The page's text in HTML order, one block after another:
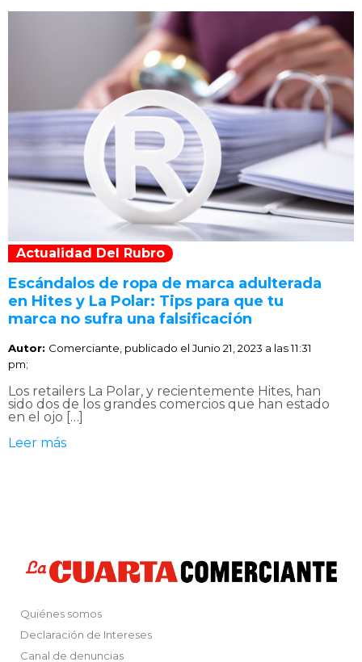
Actualidad Del Rubro
Escándalos de ropa de marca adulterada
en Hites y La Polar: Tips para que tu
marca no sufra una falsificación
Autor: Comerciante, publicado el Junio 21, 2023 a las 11:31
pm;
Los retailers La Polar, y recientemente Hites, han
sido dos de los grandes comercios que han estado
en el ojo […]
Leer más
Quiénes somos
Declaración de Intereses
Canal de denuncias